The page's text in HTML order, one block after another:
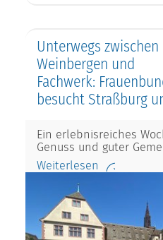
Unterwegs zwischen
Weinbergen und
Fachwerk:
besucht Straßburg
Ein erlebnisreiches
Genuss und guter
Weiterlesen